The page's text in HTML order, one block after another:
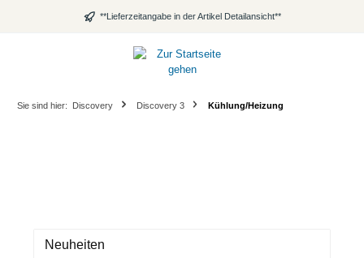
**Lieferzeitangabe in der Artikel Detailansicht**
Sie sind hier: Discovery Discovery 3 Kühlung/Heizung
Neuheiten